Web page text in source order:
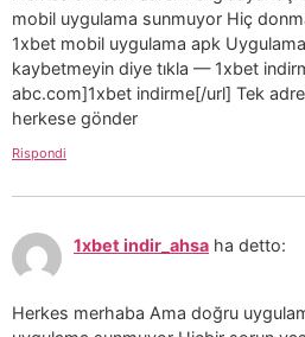
mobil uygulama sunmuyor Hiç
1xbet mobil uygulama apk
kaybetmeyin diye tıkla — 1xbet
abc.com]1xbet indirme[/url] Tek
herkese gönder
Rispondi
1xbet indir_ahsa ha detto:
Herkes merhaba Ama doğru